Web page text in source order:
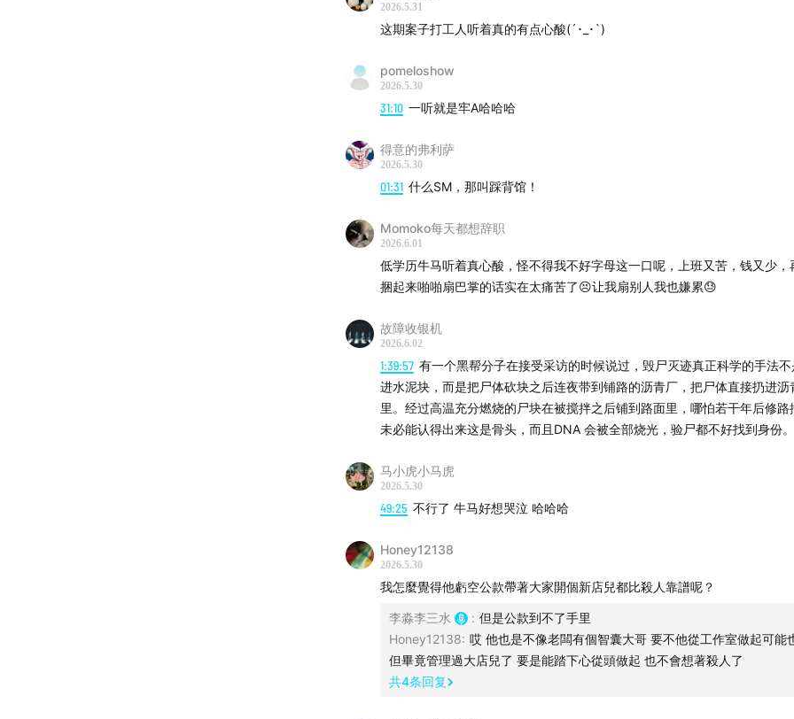
2026.5.31
这期案子打工人听着真的有点心酸(´･_･`)
pomeloshow
2026.5.30
31:10 一听就是牢A哈哈哈
得意的弗利萨
2026.5.30
01:31 什么SM，那叫踩背馆！
Momoko每天都想辞职
2026.6.01
低学历牛马听着真心酸，怪不得我不好字母这一口呢，上班又苦，钱又少，
捆起来啪啪扇巴掌的话实在太痛苦了😣让我扇别人我也嫌累😓
故障收银机
2026.6.02
1:39:57 有一个黑帮分子在接受采访的时候说过，毁尸灭迹真正科学的手法
进水泥块，而是把尸体砍块之后连夜带到铺路的沥青厂，把尸体直接扔进沥
里。经过高温充分燃烧的尸块在被搅拌之后铺到路面里，哪怕若干年后修路
未必能认得出来这是骨头，而且DNA 会被全部烧光，验尸都不好找到身份。
马小虎小马虎
2026.5.30
49:25 不行了 牛马好想哭泣 哈哈哈
Honey12138
2026.5.30
我怎麼覺得他虧空公款帶著大家開個新店兒都比殺人靠譜呢？
李淼李三水 : 但是公款到不了手里
Honey12138: 哎 他也是不像老闆有個智囊大哥 要不他從工作室做起可能
但畢竟管理過大店兒了 要是能踏下心從頭做起 也不會想著殺人了
共4条回复